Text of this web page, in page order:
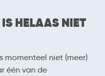
HELAAS NIET
momenteel niet (meer)
één van de